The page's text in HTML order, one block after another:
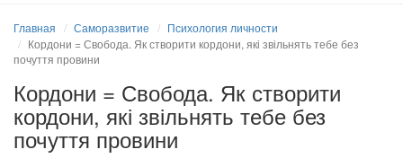
Главная Саморазвитие
Психология личности
Кордони = Свобода. Як створити кордони, які звільнять тебе без
почуття провини
Кордони = Свобода. Як створити
кордони, які звільнять тебе без
почуття провини